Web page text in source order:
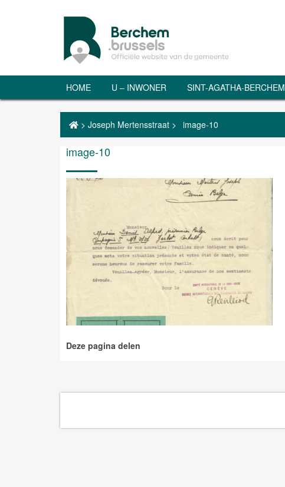
HOME U – INWONER SINT-AGATHA-BERCHEM
> Joseph Mertensstraat > image-10
image-10
Deze pagina delen